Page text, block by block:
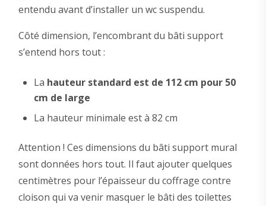
entendu avant d’installer un wc suspendu.
Côté dimension, l’encombrant du bâti support
s’entend hors tout :
La hauteur standard est de 112 cm pour 50
cm de large
La hauteur minimale est à 82 cm
Attention ! Ces dimensions du bâti support mural
sont données hors tout. Il faut ajouter quelques
centimètres pour l’épaisseur du coffrage contre
cloison qui va venir masquer le bâti des toilettes